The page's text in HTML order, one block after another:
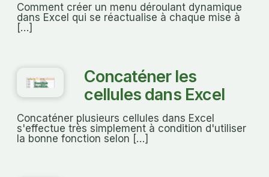
Comment créer un menu déroulant dynamique
dans Excel qui se réactualise à chaque mise à
[…]
Concaténer les
cellules dans Excel
Concaténer plusieurs cellules dans Excel
s'effectue très simplement à condition d'utiliser
la bonne fonction selon […]